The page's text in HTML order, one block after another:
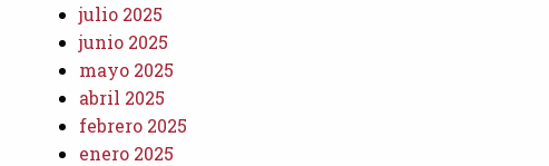
julio 2025
junio 2025
mayo 2025
abril 2025
febrero 2025
enero 2025